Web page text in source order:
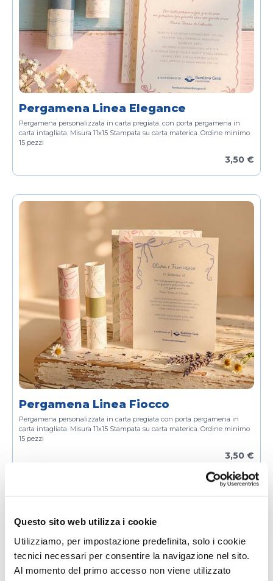
Questo sito web utilizza i cookie
Utilizziamo, per impostazione predefinita, solo i cookie
tecnici necessari per consentire la navigazione nel sito.
Al momento del primo accesso non viene utilizzato
Pergamena Linea Elegance
Pergamena personalizzata in carta pregiata. con porta pergamena in
carta intagliata. Misura 11x15 Stampata su carta materica. Ordine minimo
15 pezzi
3,50 €
Pergamena Linea Fiocco
Pergamena personalizzata in carta pregiata con porta pergamena in
carta intagliata. Misura 11x15 Stampata su carta materica. Ordine minimo
15 pezzi
3,50 €